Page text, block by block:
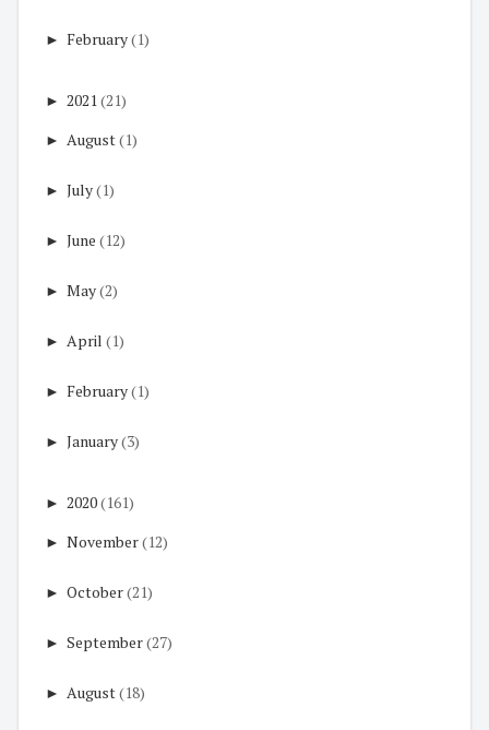
► February(1)
► 2021(21)
► August(1)
► July(1)
► June (12)
► May(2)
► April (1)
► February(1)
► January(3)
► 2020(161)
► November(12)
► October(21)
► September(27)
► August(18)